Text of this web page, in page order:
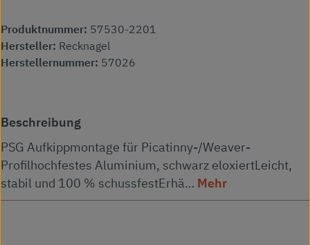
Produktnummer: 57530-2201
Hersteller: Recknagel
Herstellernummer: 57026
Beschreibung
PSG Aufkippmontage für Picatinny-/Weaver-
Profilhochfestes Aluminium, schwarz eloxiertLeicht,
stabil und 100 % schussfestErhä… Mehr